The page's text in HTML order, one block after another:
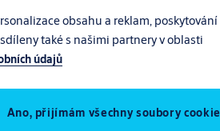
obsahu a reklam, poskytování
také s našimi partnery v oblasti
údajů
Ano, přijímám všechny soubory cookie